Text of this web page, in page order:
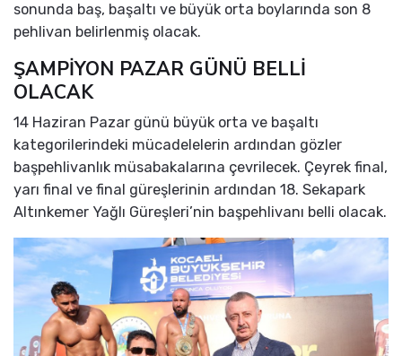
sonunda baş, başaltı ve büyük orta boylarında son 8
pehlivan belirlenmiş olacak.
ŞAMPİYON PAZAR GÜNÜ BELLİ
OLACAK
14 Haziran Pazar günü büyük orta ve başaltı
kategorilerindeki mücadelelerin ardından gözler
başpehlivanlık müsabakalarına çevrilecek. Çeyrek final,
yarı final ve final güreşlerinin ardından 18. Sekapark
Altınkemer Yağlı Güreşleri’nin başpehlivanı belli olacak.